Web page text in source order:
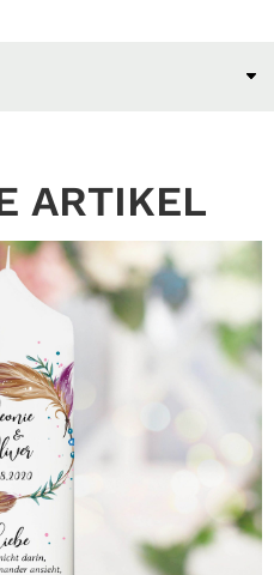
ARTIKEL